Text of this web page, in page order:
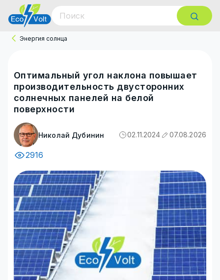
Энергия солнца
Оптимальный угол наклона повышает
производительность двусторонних
солнечных панелей на белой
поверхности
Николай Дубинин 02.11.2024 07.08.2026
2916